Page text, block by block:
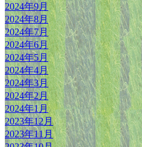
2024年9月
2024年8月
2024年7月
2024年6月
2024年5月
2024年4月
2024年3月
2024年2月
2024年1月
2023年12月
2023年11月